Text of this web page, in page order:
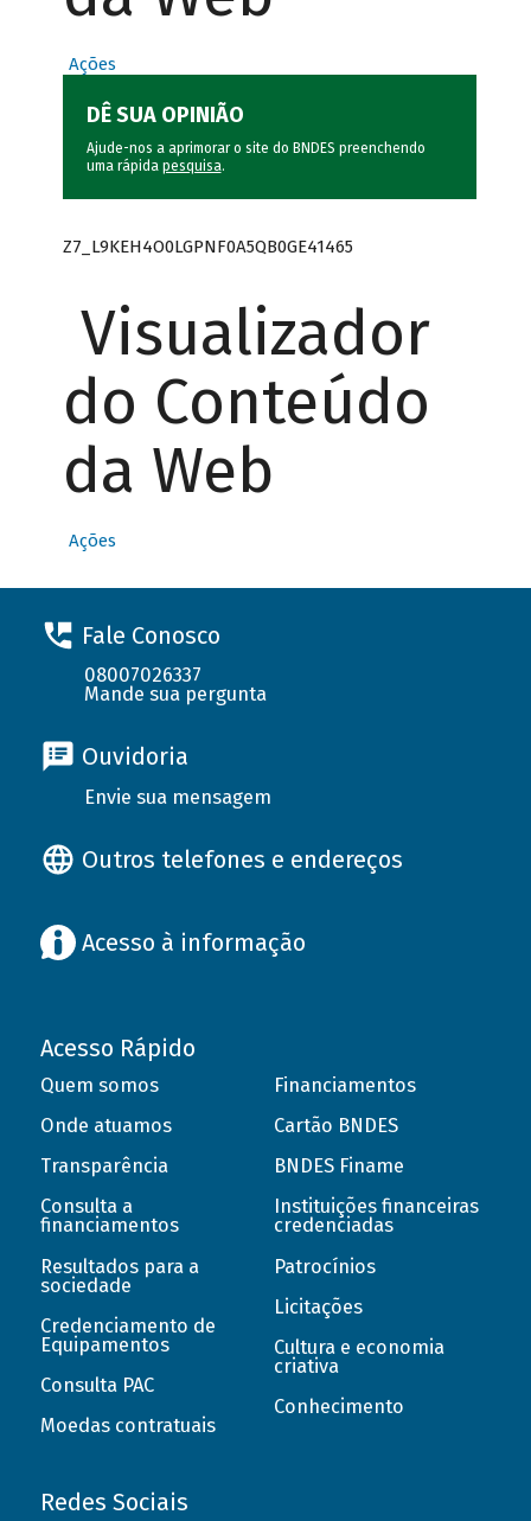
Ações
DÊ SUA OPINIÃO
Ajude-nos a aprimorar o site do BNDES preenchendo
uma rápida pesquisa.
Z7_L9KEH4O0LGPNF0A5QB0GE41465
Visualizador
do Conteúdo
da Web
Ações
Fale Conosco
08007026337
Mande sua pergunta
Ouvidoria
Envie sua mensagem
Outros telefones e endereços
Acesso à informação
Acesso Rápido
Quem somos
Onde atuamos
Transparência
Consulta a
financiamentos
Resultados para a
sociedade
Credenciamento de
Equipamentos
Consulta PAC
Moedas contratuais
Financiamentos
Cartão BNDES
BNDES Finame
Instituições financeiras
credenciadas
Patrocínios
Licitações
Cultura e economia
criativa
Conhecimento
Redes Sociais